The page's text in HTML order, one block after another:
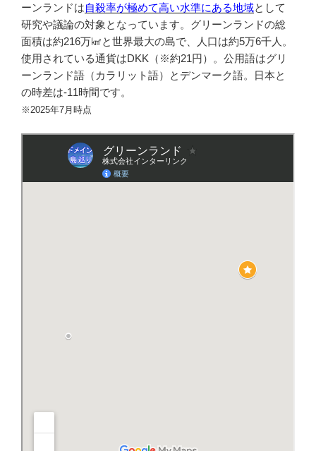
ーンランドは自殺率が極めて高い水準にある地域として
研究や議論の対象となっています。グリーンランドの総
面積は約216万㎢と世界最大の島で、人口は約5万6千人。
使用されている通貨はDKK（※約21円）。公用語はグリ
ーンランド語（カラリット語）とデンマーク語。日本と
の時差は-11時間です。
※2025年7月時点